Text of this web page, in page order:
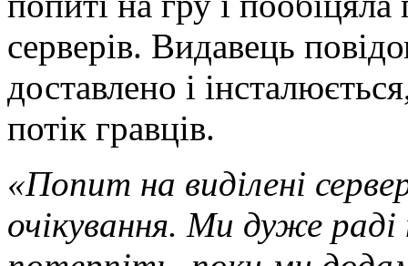
серверів. Видавець
доставлено і
потік гравців.
«Попит на виділені
очікування. Ми дуже раді